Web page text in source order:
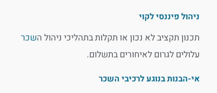
ניהול פיננסי לקוי
תכנון תקציב לא נכון או תקלות בתהליכי ניהול השכר
עלולים לגרום לאיחורים בתשלום.
אי-הבנות בנוגע לרכיבי השכר